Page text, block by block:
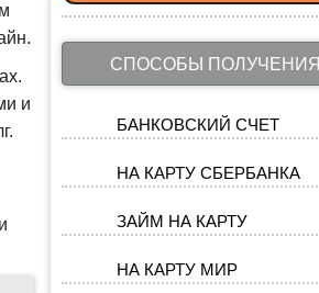
и
СПОСОБЫ ПОЛУЧЕНИЯ
БАНКОВСКИЙ СЧЕТ
НА КАРТУ СБЕРБАНКА
ЗАЙМ НА КАРТУ
НА КАРТУ МИР